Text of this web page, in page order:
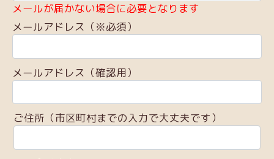
メールが届かない場合に必要となります
メールアドレス（※必須）
メールアドレス（確認用）
ご住所（市区町村までの入力で大丈夫です）